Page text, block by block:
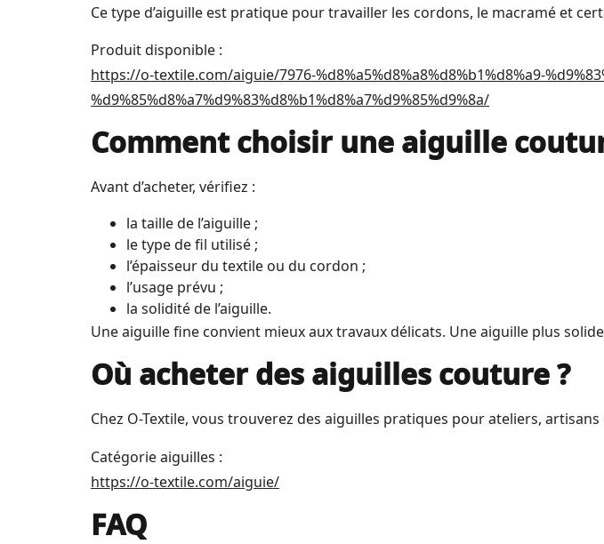
Ce type d’aiguille est pratique pour travailler les cordons, le macramé et
Produit disponible :
https://o-textile.com/aiguie/7976-%d8%a5%d8%a8%d8%b1%d8%a9-
%d9%85%d8%a7%d9%83%d8%b1%d8%a7%d9%85%d9%8a/
Comment choisir une aiguille
Avant d’acheter, vérifiez :
la taille de l’aiguille ;
le type de fil utilisé ;
l’épaisseur du textile ou du cordon ;
l’usage prévu ;
la solidité de l’aiguille.
Une aiguille fine convient mieux aux travaux délicats. Une aiguille plus
Où acheter des aiguilles couture ?
Chez O-Textile, vous trouverez des aiguilles pratiques pour ateliers,
Catégorie aiguilles :
https://o-textile.com/aiguie/
FAQ